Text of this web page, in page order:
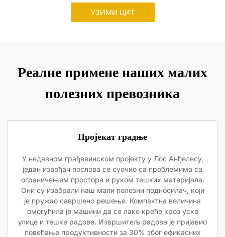
УЗИМИ ЦИТ
Реалне примене наших малих
полезних превозника
Пројекат градње
У недавном грађевинском пројекту у Лос Анђелесу,
један извођач послова се суочио са проблемима са
ограничењем простора и руком тешких материјала.
Они су изабрали наш мали полезни подносилач, који
је пружао савршено решење. Компактна величина
омогућила је машини да се лако креће кроз уске
улице и тешке радове. Извршитељ радова је пријавио
повећање продуктивности за 30% због ефикасних